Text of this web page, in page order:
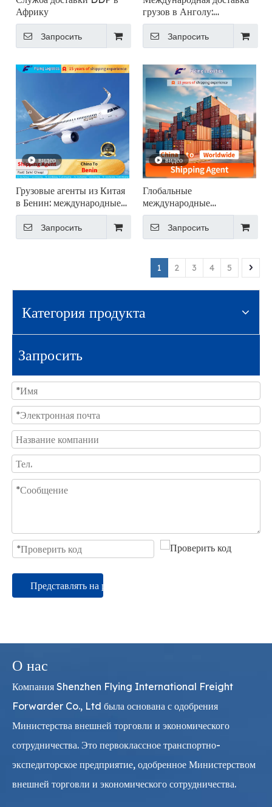
Африку
Запросить
грузов в Анголу:
надежный партнер по
грузоперевозкам
Запросить
видео
Грузовые агенты из Китая
в Бенин: международные
грузовые перевозки
Запросить
видео
Глобальные
международные
логистические услуги: из
Китая в любую точку мира
Запросить
1 2 3 4 5
Категория продукта
Запросить
Представлять на рассмотрение
О нас
Компания Shenzhen Flying International Freight
Forwarder Co., Ltd была основана с одобрения
Министерства внешней торговли и экономического
сотрудничества. Это первоклассное транспортно-
экспедиторское предприятие, одобренное Министерством
внешней торговли и экономического сотрудничества.